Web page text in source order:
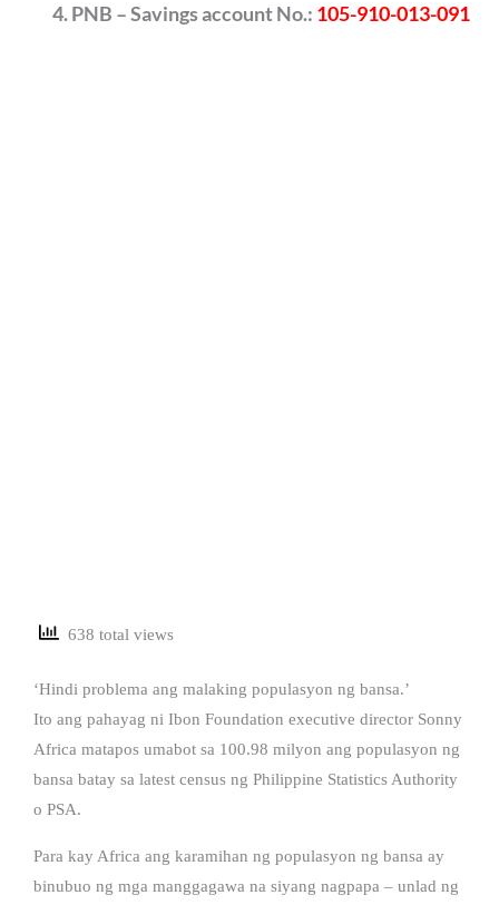
PNB – Savings account No.: 105-910-013-091
638 total views
‘Hindi problema ang malaking populasyon ng bansa.’
Ito ang pahayag ni Ibon Foundation executive director Sonny
Africa matapos umabot sa 100.98 milyon ang populasyon ng
bansa batay sa latest census ng Philippine Statistics Authority
o PSA.
Para kay Africa ang karamihan ng populasyon ng bansa ay
binubuo ng mga manggagawa na siyang nagpapa – unlad ng